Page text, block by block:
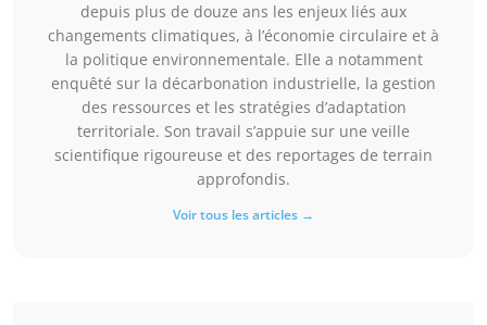
depuis plus de douze ans les enjeux liés aux
changements climatiques, à l’économie circulaire et à
la politique environnementale. Elle a notamment
enquêté sur la décarbonation industrielle, la gestion
des ressources et les stratégies d’adaptation
territoriale. Son travail s’appuie sur une veille
scientifique rigoureuse et des reportages de terrain
approfondis.
Voir tous les articles →